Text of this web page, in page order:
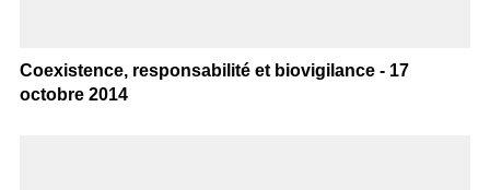
Coexistence, responsabilité et biovigilance - 17
octobre 2014